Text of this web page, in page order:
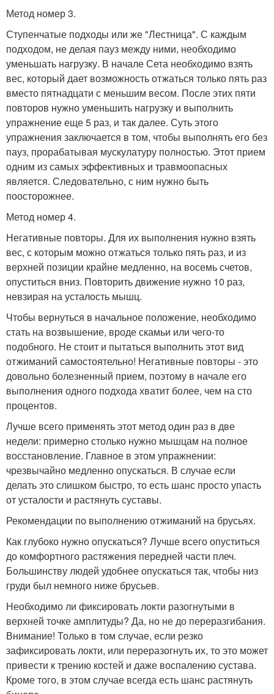
Метод номер 3.
Ступенчатые подходы или же "Лестница". С каждым
подходом, не делая пауз между ними, необходимо
уменьшать нагрузку. В начале Сета необходимо взять
вес, который дает возможность отжаться только пять раз
вместо пятнадцати с меньшим весом. После этих пяти
повторов нужно уменьшить нагрузку и выполнить
упражнение еще 5 раз, и так далее. Суть этого
упражнения заключается в том, чтобы выполнять его без
пауз, прорабатывая мускулатуру полностью. Этот прием
одним из самых эффективных и травмоопасных
является. Следовательно, с ним нужно быть
поосторожнее.
Метод номер 4.
Негативные повторы. Для их выполнения нужно взять
вес, с которым можно отжаться только пять раз, и из
верхней позиции крайне медленно, на восемь счетов,
опуститься вниз. Повторить движение нужно 10 раз,
невзирая на усталость мышц.
Чтобы вернуться в начальное положение, необходимо
стать на возвышение, вроде скамьи или чего-то
подобного. Не стоит и пытаться выполнить этот вид
отжиманий самостоятельно! Негативные повторы - это
довольно болезненный прием, поэтому в начале его
выполнения одного подхода хватит более, чем на сто
процентов.
Лучше всего применять этот метод один раз в две
недели: примерно столько нужно мышцам на полное
восстановление. Главное в этом упражнении:
чрезвычайно медленно опускаться. В случае если
делать это слишком быстро, то есть шанс просто упасть
от усталости и растянуть суставы.
Рекомендации по выполнению отжиманий на брусьях.
Как глубоко нужно опускаться? Лучше всего опуститься
до комфортного растяжения передней части плеч.
Большинству людей удобнее опускаться так, чтобы низ
груди был немного ниже брусьев.
Необходимо ли фиксировать локти разогнутыми в
верхней точке амплитуды? Да, но не до переразгибания.
Внимание! Только в том случае, если резко
зафиксировать локти, или переразогнуть их, то это может
привести к трению костей и даже воспалению сустава.
Кроме того, в этом случае всегда есть шанс растянуть